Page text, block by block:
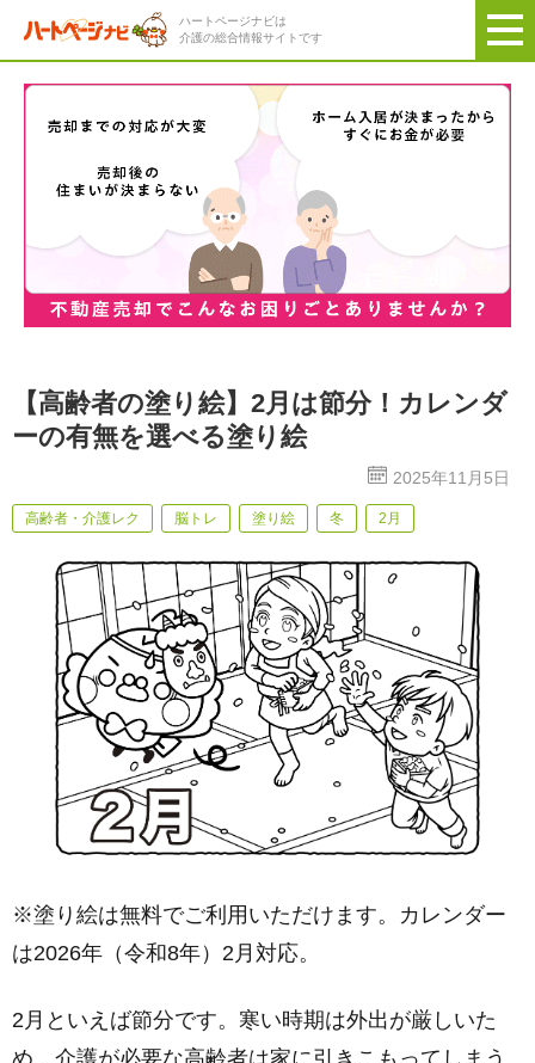
ハートページナビは
介護の総合情報サイトです
【高齢者の塗り絵】2月は節分！カレンダ
ーの有無を選べる塗り絵
2025年11月5日
高齢者・介護レク 脳トレ 塗り絵 冬 2月
※塗り絵は無料でご利用いただけます。カレンダー
は2026年（令和8年）2月対応。
2月といえば節分です。寒い時期は外出が厳しいた
め、介護が必要な高齢者は家に引きこもってしまう